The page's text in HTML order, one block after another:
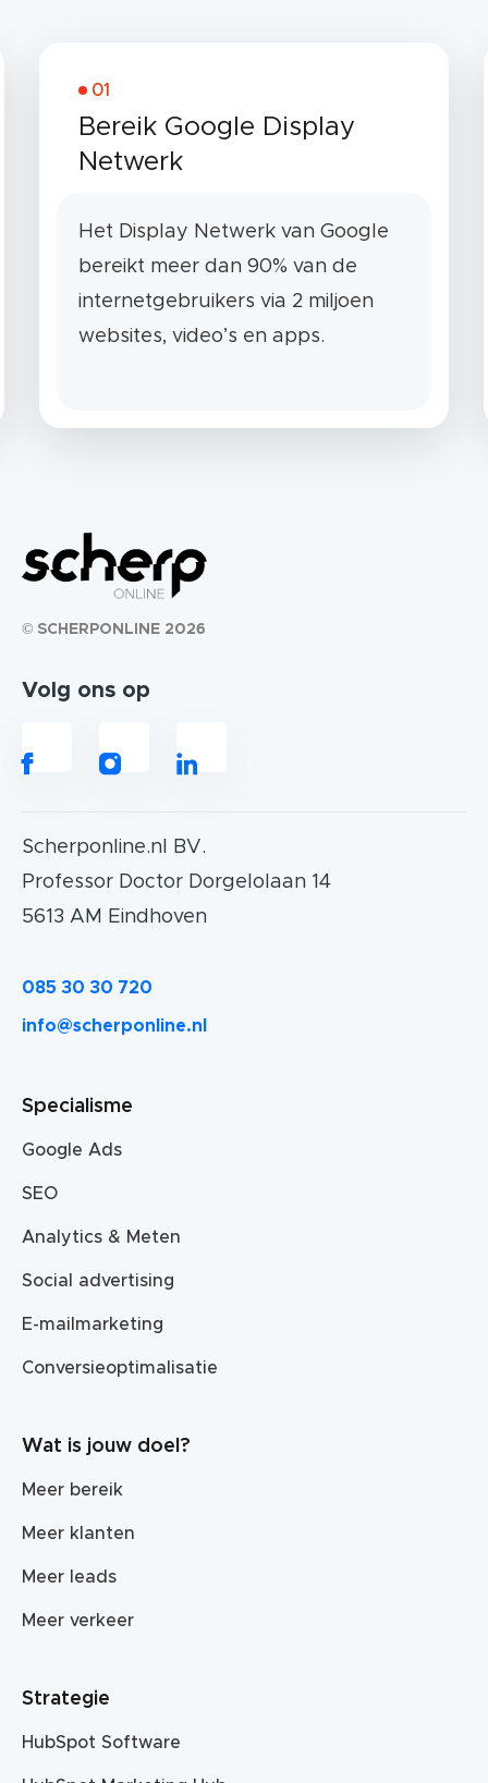
01
Bereik Google Display
Netwerk
Het Display Netwerk van Google
bereikt meer dan 90% van de
internetgebruikers via 2 miljoen
websites, video’s en apps.
© SCHERPONLINE 2026
Volg ons op
Scherponline.nl BV.
Professor Doctor Dorgelolaan 14
5613 AM Eindhoven
085 30 30 720
info@scherponline.nl
Specialisme
Google Ads
SEO
Analytics & Meten
Social advertising
E-mailmarketing
Conversieoptimalisatie
Wat is jouw doel?
Meer bereik
Meer klanten
Meer leads
Meer verkeer
Strategie
HubSpot Software